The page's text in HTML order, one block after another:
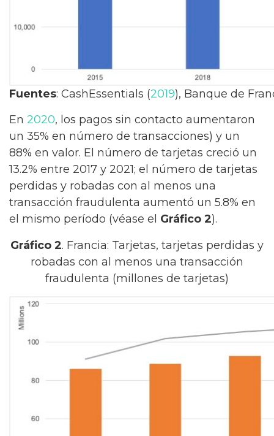
Fuentes: CashEssentials (2019), Banque de
En 2020, los pagos sin contacto aumentaron
un 35% en número de transacciones) y un
88% en valor. El número de tarjetas creció un
13.2% entre 2017 y 2021; el número de tarjetas
perdidas y robadas con al menos una
transacción fraudulenta aumentó un 5.8% en
el mismo período (véase el Gráfico 2).
Gráfico 2. Francia: Tarjetas, tarjetas perdidas y
robadas con al menos una transacción
fraudulenta (millones de tarjetas)